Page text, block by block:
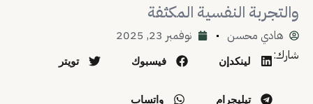
والتجربة النفسية المكثفة
هادي محسن نوفمبر 23, 2025
لينكدإن فيسبوك تويتر
تيليجرام واتساب
شارك: